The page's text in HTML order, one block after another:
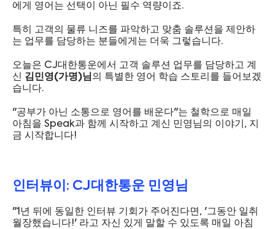
에게 영어는 선택이 아닌 필수 역량이죠.
특히 고객의 물류 니즈를 파악하고 맞춤 솔루션을 제안하
는 업무를 담당하는 분들에게는 더욱 그렇습니다.
오늘은 CJ대한통운에서 고객 솔루션 업무를 담당하고 계
신 김민영(가명)님의 특별한 영어 학습 스토리를 들어보겠
습니다.
"공부가 아닌 소통으로 영어를 배운다"는 철학으로 매일
아침을 Speak과 함께 시작하고 계신 민영님의 이야기, 지
금 시작합니다!
인터뷰이: CJ대한통운 민영님
"1년 뒤에 동일한 인터뷰 기회가 주어진다면, '그동안 일취
월장했습니다!' 라고 자신 있게 말할 수 있도록 매일 아침